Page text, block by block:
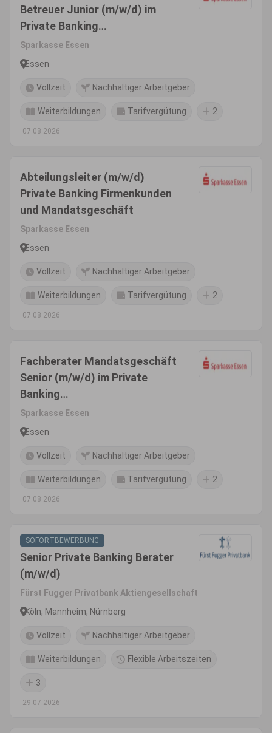
Betreuer Junior (m/w/d) im
Private Banking
Firmenkunden&amp;Mandatsg
eschäft
Sparkasse Essen
Essen
Vollzeit Nachhaltiger Arbeitgeber
Weiterbildungen Tarifvergütung 2
07.08.2026
Abteilungsleiter (m/w/d)
Private Banking Firmenkunden
und Mandatsgeschäft
Sparkasse Essen
Essen
Vollzeit Nachhaltiger Arbeitgeber
Weiterbildungen Tarifvergütung 2
07.08.2026
Fachberater Mandatsgeschäft
Senior (m/w/d) im Private
Banking
Firmenkunden&amp;Mandatsg
eschäft
Sparkasse Essen
Essen
Vollzeit Nachhaltiger Arbeitgeber
Weiterbildungen Tarifvergütung 2
07.08.2026
SOFORTBEWERBUNG
Senior Private Banking Berater
(m/w/d)
Fürst Fugger Privatbank Aktiengesellschaft
Köln, Mannheim, Nürnberg
Vollzeit Nachhaltiger Arbeitgeber
Weiterbildungen Flexible Arbeitszeiten
3
29.07.2026